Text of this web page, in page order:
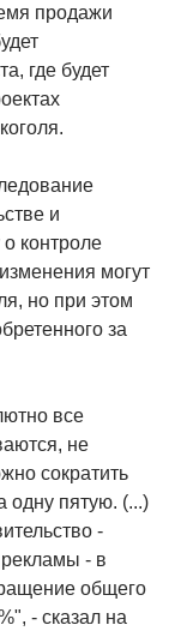
продажи
где будет
и
контроле
могут
но при этом
за
все
не
сократить
одну пятую. (...)
-
рекламы - в
общего
- сказал на